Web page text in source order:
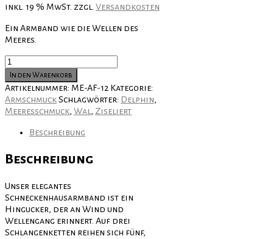
inkl. 19 % MwSt. zzgl. Versandkosten
Ein Armband wie die Wellen des
Meeres.
Schneckenhausarmband
Menge
In den Warenkorb
Artikelnummer: ME-AF-12 Kategorie:
ArmschmuckSchlagwörter: Delphin,
Meeresschmuck, Wal , Ziseliert
Beschreibung
Beschreibung
Unser elegantes
Schneckenhausarmband ist ein
Hingucker, der an Wind und
Wellengang erinnert. Auf drei
Schlangenketten reihen sich fünf,